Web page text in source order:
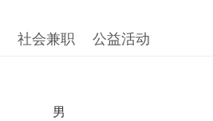
社会兼职 公益活动
男